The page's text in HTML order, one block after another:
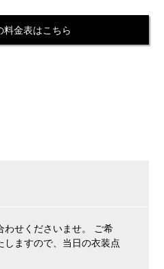
料金表はこちら
わせくださいませ。 ご希
しますので、当日の衣装点